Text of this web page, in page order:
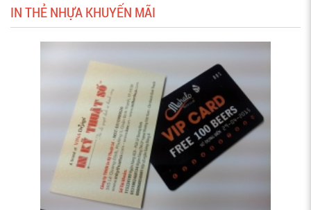
IN THẺ NHỰA KHUYẾN MÃI